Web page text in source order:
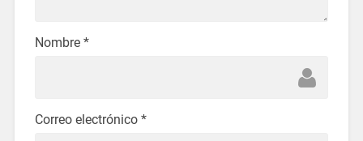
Nombre *
Correo electrónico *